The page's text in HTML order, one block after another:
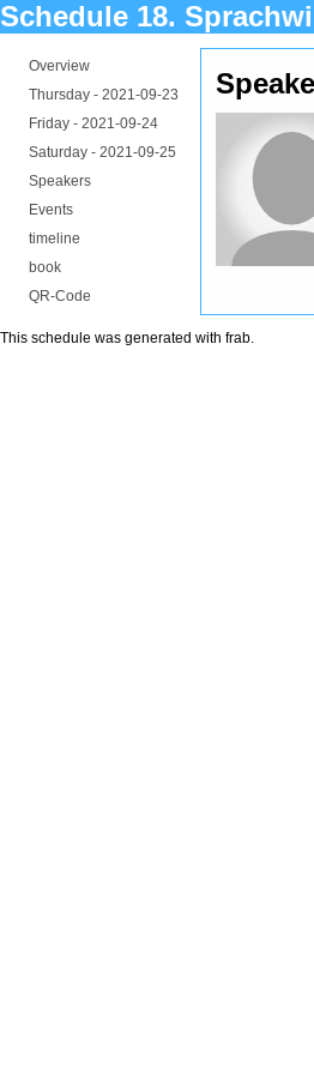
Schedule 18.
Overview
Thursday - 2021-09-23
Friday - 2021-09-24
Saturday - 2021-09-25
Speakers
Events
timeline
book
QR-Code
This schedule was generated with frab.